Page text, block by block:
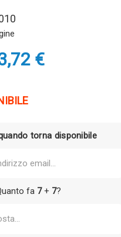
€Il
torna disponibile
fa 7+ 7?